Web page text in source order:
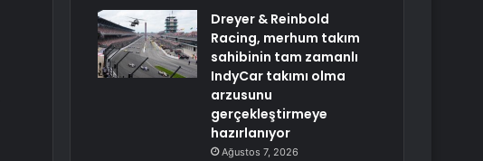
Dreyer & Reinbold
Racing, merhum takım
sahibinin tam zamanlı
IndyCar takımı olma
arzusunu
gerçekleştirmeye
hazırlanıyor
Ağustos 7, 2026